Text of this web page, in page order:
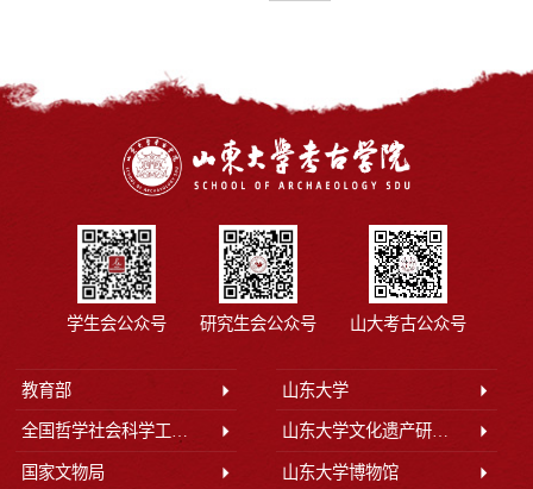
学生会公众号 研究生会公众号 山大考古公众号
教育部 山东大学
山东大学文化遗产研究院
国家文物局 山东大学博物馆